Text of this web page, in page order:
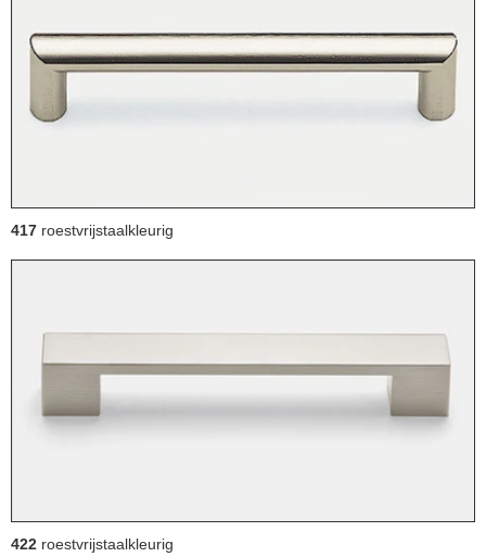
417 roestvrijstaalkleurig
422 roestvrijstaalkleurig